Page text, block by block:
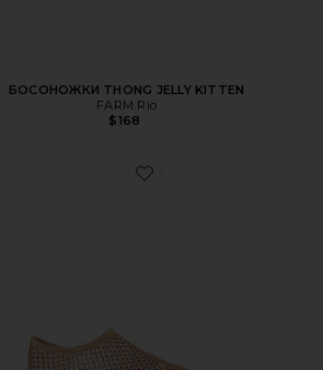
БОСОНОЖКИ THONG JELLY KITTEN
FARM Rio
$168
Favorite БАЛЕТКИ MINO